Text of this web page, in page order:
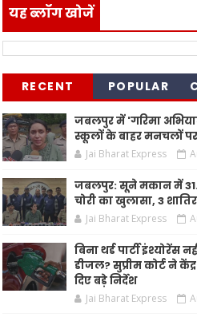
यह ब्लॉग खोजें
RECENT POPULAR
जबलपुर में 'गरिमा
स्कूलों के बाहर मनचलों
Jai Bharat Express
जबलपुर: सूने मकान में
चोरी का खुलासा, 3
Jai Bharat Express
बिना थर्ड पार्टी इंश्योरेंस
डीजल? सुप्रीम कोर्ट ने
दिए बड़े निर्देश
Jai Bharat Express